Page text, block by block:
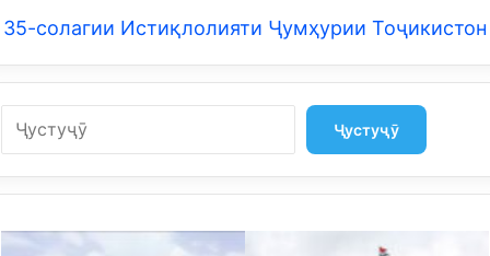
35-солагии Истиқлолияти Ҷумҳурии Тоҷикистон
Ҷустуҷӯ